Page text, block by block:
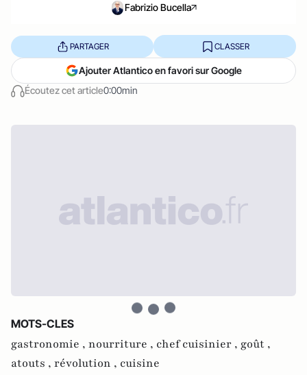
Fabrizio Bucella
Écoutez cet article0:00min
PARTAGER CLASSER
Ajouter Atlantico en favori sur Google
MOTS-CLES
gastronomie , nourriture , chef cuisinier , goût ,
atouts , révolution , cuisine